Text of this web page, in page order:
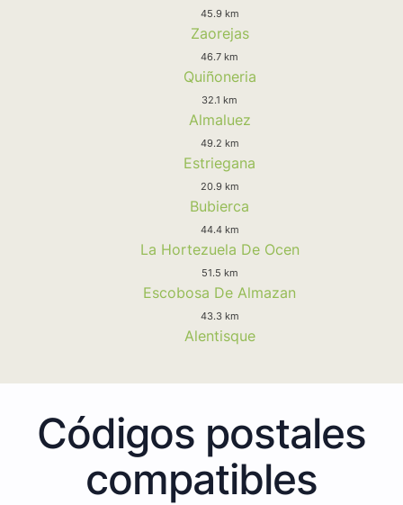
45.9 km
Zaorejas
46.7 km
Quiñoneria
32.1 km
Almaluez
49.2 km
Estriegana
20.9 km
Bubierca
44.4 km
La Hortezuela De Ocen
51.5 km
Escobosa De Almazan
43.3 km
Alentisque
Códigos postales
compatibles